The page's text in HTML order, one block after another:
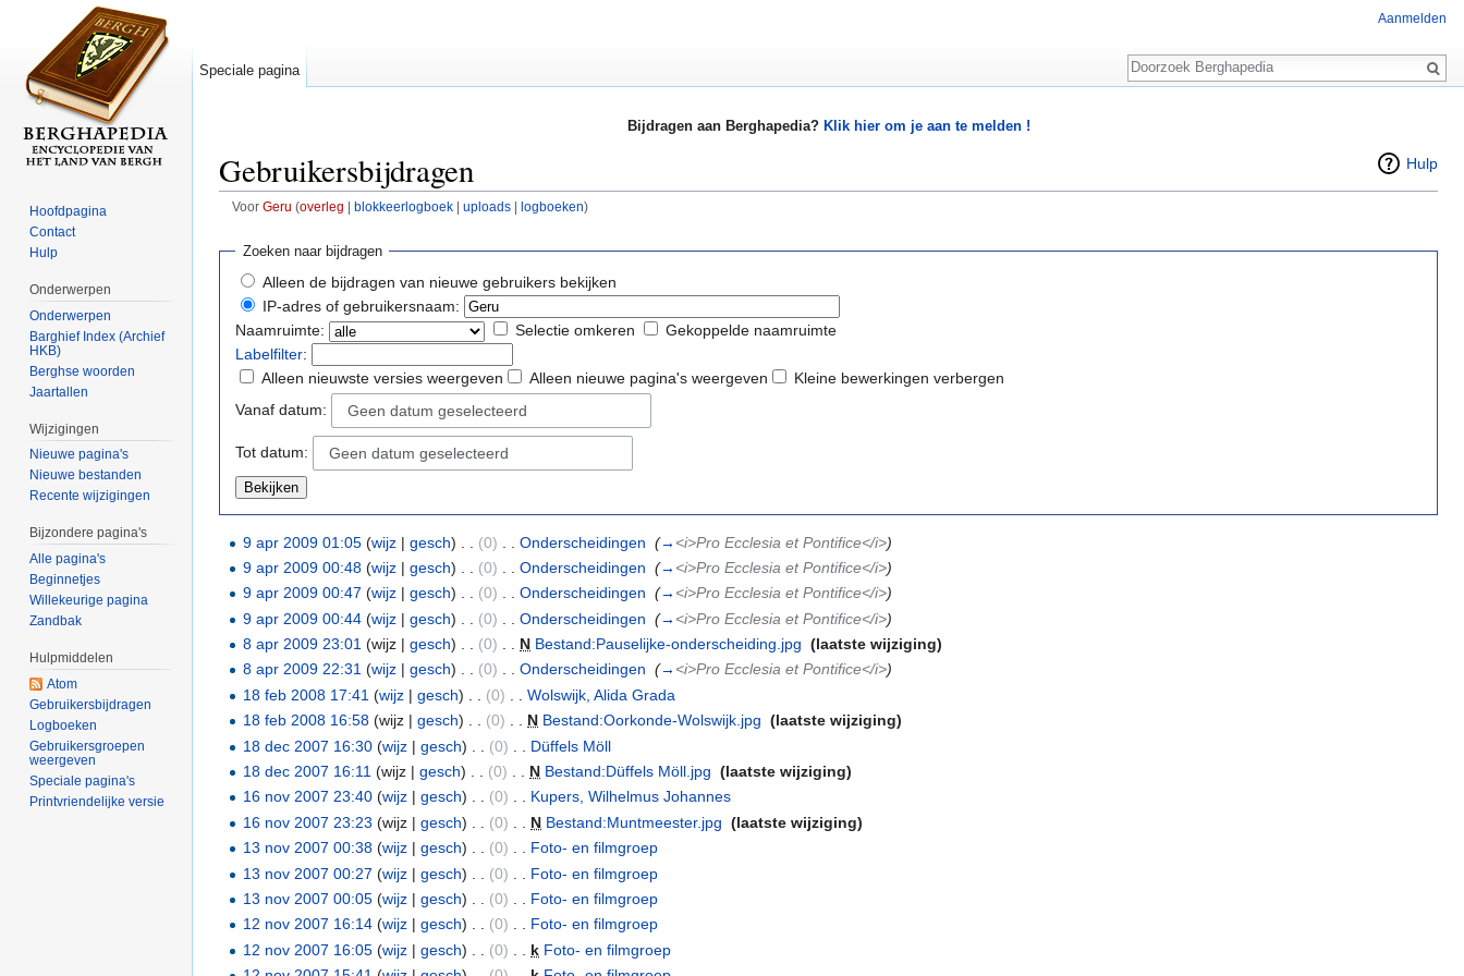
Bijdragen aan Berghapedia? Klik hier om je aan te melden !
Hulp
Gebruikersbijdragen
Voor Geru (overleg blokkeerlogboek| uploads| logboeken)
Zoeken naar bijdragen
Alleen de bijdragen van nieuwe gebruikers bekijken
IP-adres of gebruikersnaam:
Naamruimte:
Selectie omkeren
Gekoppelde naamruimte
Labelfilter:
Alleen nieuwste versies weergeven
Alleen nieuwe pagina's weergeven
Kleine bewerkingen verbergen
Vanaf datum:
Geen datum geselecteerd
Tot datum: Geen datum geselecteerd
9 apr 2009 01:05 (wijz |gesch) (0) Onderscheidingen ‎(→ <i>Pro Ecclesia et Pontifice</i>)
9 apr 2009 00:48 (wijz |gesch) (0) Onderscheidingen ‎(→ <i>Pro Ecclesia et Pontifice</i>)
9 apr 2009 00:47 (wijz |gesch) . . (0) . . Onderscheidingen ‎(→ <i>Pro Ecclesia et Pontifice</i>)
9 apr 2009 00:44 (wijz |gesch) (0) Onderscheidingen ‎(→ <i>Pro Ecclesia et Pontifice</i>)
8 apr 2009 23:01 (wijz |gesch) (0) N Bestand:Pauselijke-onderscheiding.jpg ‎(laatste wijziging)
8 apr 2009 22:31 (wijz |gesch) . . (0) . . Onderscheidingen ‎(→ <i>Pro Ecclesia et Pontifice</i>)
18 feb 2008 17:41 (wijz |gesch) (0) Wolswijk, Alida Grada
18 feb 2008 16:58 (wijz |gesch) . . (0) . . N Bestand:Oorkonde-Wolswijk.jpg ‎(laatste wijziging)
18 dec 2007 16:30 (wijz |gesch) (0) Düffels Möll
18 dec 2007 16:11 (wijz |gesch) (0) N Bestand:Düffels Möll.jpg ‎(laatste wijziging)
16 nov 2007 23:40 (wijz |gesch) . . (0) . . Kupers, Wilhelmus Johannes
16 nov 2007 23:23 (wijz |gesch) (0) N Bestand:Muntmeester.jpg ‎(laatste wijziging)
13 nov 2007 00:38 (wijz |gesch) . . (0) . . Foto- en filmgroep
13 nov 2007 00:27 (wijz |gesch) (0) Foto- en filmgroep
13 nov 2007 00:05 (wijz |gesch) (0) Foto- en filmgroep
12 nov 2007 16:14 (wijz |gesch) . . (0) . . Foto- en filmgroep
12 nov 2007 16:05 (wijz |gesch) (0) k Foto- en filmgroep
Aanmelden
Speciale pagina
Zoeken
Hoofdpagina
Contact
Hulp
Onderwerpen
Onderwerpen
Barghief Index (Archief
HKB)
Berghse woorden
Jaartallen
Wijzigingen
Nieuwe pagina's
Nieuwe bestanden
Recente wijzigingen
Bijzondere pagina's
Alle pagina's
Beginnetjes
Willekeurige pagina
Zandbak
Hulpmiddelen
Atom
Gebruikersbijdragen
Logboeken
Gebruikersgroepen
weergeven
Speciale pagina's
Printvriendelijke versie